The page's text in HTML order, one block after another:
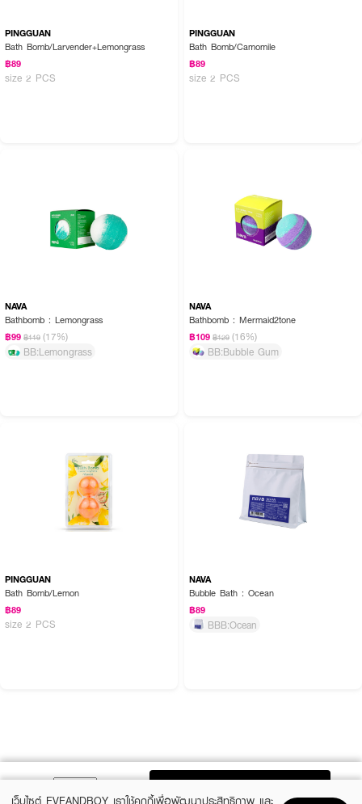
PINGGUAN
Bath Bomb/Larvender+Lemongrass
฿89
size 2 PCS
PINGGUAN
Bath Bomb/Camomile
฿89
size 2 PCS
NAVA
Bathbomb : Lemongrass
฿99 ฿119 (17%)
BB:Lemongrass
NAVA
Bathbomb : Mermaid2tone
฿109 ฿129 (16%)
BB:Bubble Gum
PINGGUAN
Bath Bomb/Lemon
฿89
size 2 PCS
NAVA
Bubble Bath : Ocean
฿89
BBB:Ocean
เว็บไซต์ EVEANDBOY เราใช้คุกกี้เพื่อพัฒนาประสิทธิภาพ และ